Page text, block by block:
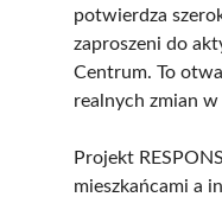
potwierdza
zaproszeni do
Centrum. To
realnych zmian
Projekt
mieszkańcami a